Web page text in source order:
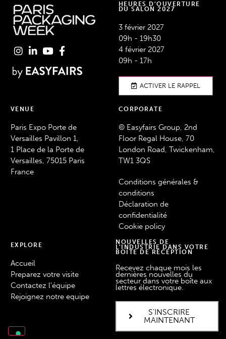
HEURES D'OUVERTURE
DU SALON 2027
3 février 2027
09h - 19h30
4 février 2027
09h - 17h
ACTIVER LE RAPPEL
VENUE
Paris Expo Porte de
Versailles Pavillon 1,
1 Place de la Porte de
Versailles, 75015 Paris
France
CORPORATE
© Easyfairs Group, 2nd
Floor Regal House, 70
London Road, Twickenham,
TW1 3QS
Conditions générales &
conditions
Déclaration de
confidentialité
Cookie policy
EXPLORE
Accueil
Preparez votre visite
Contactez l'équipe
Rejoignez notre equipe
NOUVELLES DE
L'INDUSTRIE DANS VOTRE
BOÎTE DE RÉCEPTION
Recevez chaque mois les
dernières nouvelles du
secteur dans votre boîte aux
lettres électronique.
S'INSCRIRE
MAINTENANT